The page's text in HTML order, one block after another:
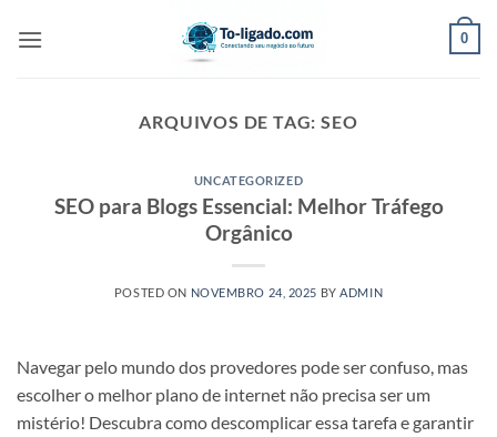
0
ARQUIVOS DE TAG:SEO
UNCATEGORIZED
SEO para Blogs Essencial: Melhor Tráfego
Orgânico
POSTED ON NOVEMBRO 24, 2025 BY ADMIN
Navegar pelo mundo dos provedores pode ser confuso, mas
escolher o melhor plano de internet não precisa ser um
mistério! Descubra como descomplicar essa tarefa e garantir